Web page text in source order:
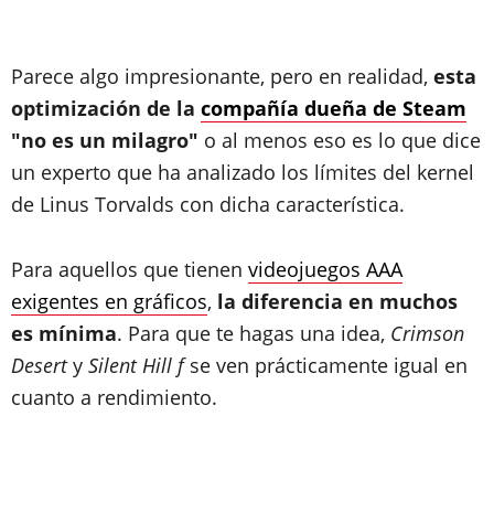
Parece algo impresionante, pero en realidad, esta
optimización de la compañía dueña de Steam
"no es un milagro" o al menos eso es lo que dice
un experto que ha analizado los límites del kernel
de Linus Torvalds con dicha característica.
Para aquellos que tienen videojuegos AAA
exigentes en gráficos, la diferencia en muchos
es mínima. Para que te hagas una idea, Crimson
Deserty Silent Hill fse ven prácticamente igual en
cuanto a rendimiento.